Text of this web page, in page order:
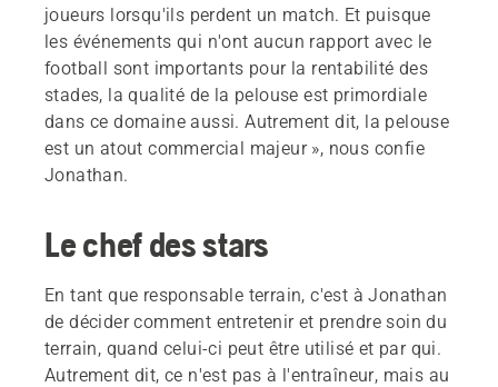
joueurs lorsqu'ils perdent un match. Et puisque
les événements qui n'ont aucun rapport avec le
football sont importants pour la rentabilité des
stades, la qualité de la pelouse est primordiale
dans ce domaine aussi. Autrement dit, la pelouse
est un atout commercial majeur », nous confie
Jonathan.
Le chef des stars
En tant que responsable terrain, c'est à Jonathan
de décider comment entretenir et prendre soin du
terrain, quand celui-ci peut être utilisé et par qui.
Autrement dit, ce n'est pas à l'entraîneur, mais au